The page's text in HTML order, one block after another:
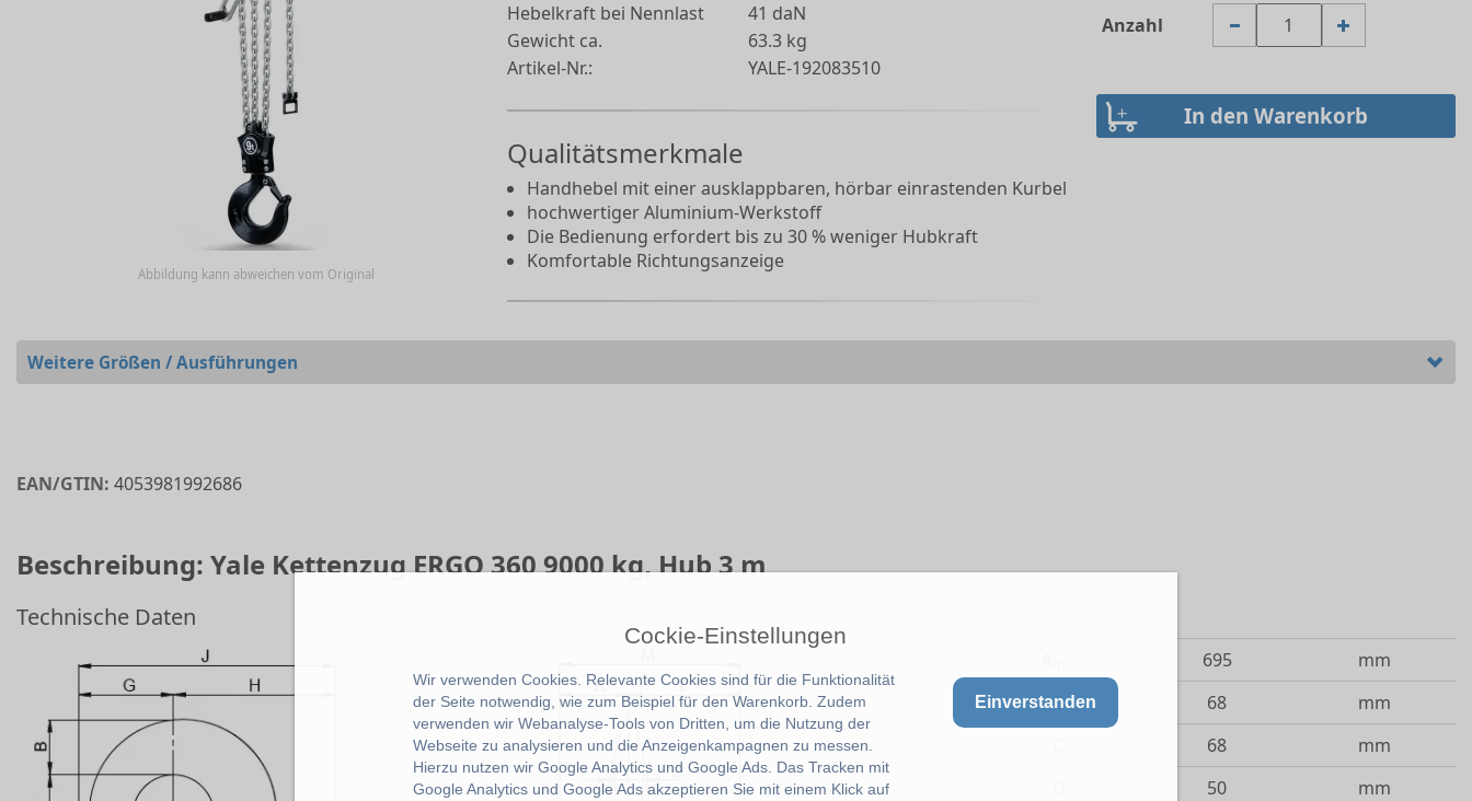
Cockie-Einstellungen
Wir verwenden Cookies. Relevante Cookies sind für die Funktionalität
der Seite notwendig, wie zum Beispiel für den Warenkorb. Zudem
verwenden wir Webanalyse-Tools von Dritten, um die Nutzung der
Webseite zu analysieren und die Anzeigenkampagnen zu messen.
Hierzu nutzen wir Google Analytics und Google Ads. Das Tracken mit
Google Analytics und Google Ads akzeptieren Sie mit einem Klick auf
Einverstanden
Abbildung kann abweichen vom Original
Hebelkraft bei Nennlast
41 daN
Gewicht ca.
63.3 kg
Artikel-Nr.:
YALE-192083510
Qualitätsmerkmale
Handhebel mit einer ausklappbaren, hörbar einrastenden Kurbel
hochwertiger Aluminium-Werkstoff
Die Bedienung erfordert bis zu 30 % weniger Hubkraft
Komfortable Richtungsanzeige
Anzahl
Weitere Größen / Ausführungen
EAN/GTIN: 4053981992686
Beschreibung: Yale Kettenzug ERGO 360 9000 kg, Hub 3 m
Technische Daten
695
mm
B
68
mm
68
mm
50
mm